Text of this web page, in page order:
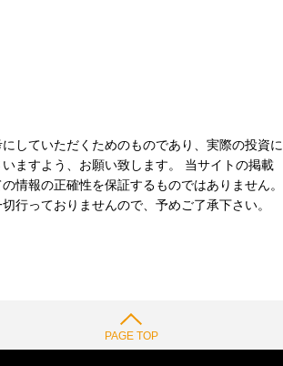
していただくためのものであり、実際の投資に
ますよう、お願い致します。 当サイトの掲載
情報の正確性を保証するものではありません。
行っておりませんので、予めご了承下さい。
PAGE TOP